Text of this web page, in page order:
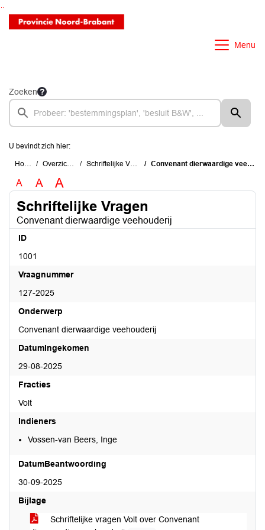
Ga naar de inhoud van deze pagina
Ga naar het zoeken
Ga naar het menu
Menu
Zoeken
U bevindt zich hier:
Home Overzichten Schriftelijke Vragen Convenant dierwaardige veehouderij
A A A
Schriftelijke Vragen
Convenant dierwaardige veehouderij
ID
1001
Vraagnummer
127-2025
Onderwerp
Convenant dierwaardige veehouderij
DatumIngekomen
29-08-2025
Fracties
Volt
Indieners
Vossen-van Beers, Inge
DatumBeantwoording
30-09-2025
Bijlage
Schriftelijke vragen Volt over Convenant